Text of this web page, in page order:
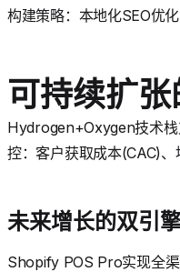
构建策略：本地化SEO优
可持续扩
Hydrogen+Oxygen技术
控：客户获取成本(CAC)、
未来增长的双引
Shopify POS Pro实现全